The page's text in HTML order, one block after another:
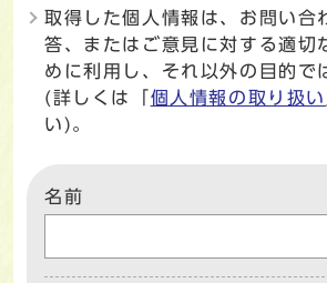
取得した個人情報は、お問い合
答、またはご意見に対する適切
めに利用し、それ以外の目的で
(詳しくは「個人情報の取り扱い
い)。
名前